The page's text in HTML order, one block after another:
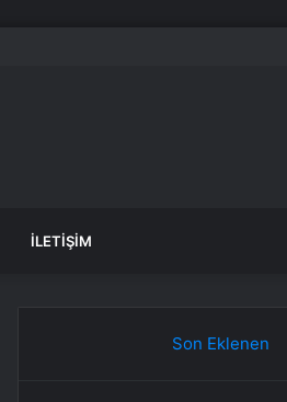
İLETIŞIM
Son Eklenen